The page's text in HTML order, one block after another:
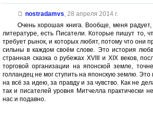
nostradamvs, 28 апреля 2014 г.
Очень хорошая книга. Вообще, меня радует,
литературе, есть Писатели. Которые пишут то,
требует рынок, и которых любят, потому что они
сильны в каждом своём слове. Это история
странная сказка о рубежах XVIII и XIX веков,
торговой организации на японской земле,
голландец не мог ступить на японскую землю.
на всё за идею, за правду и за чувство. Как не
так и писателей уровня Митчелла практически
нас и подавно.